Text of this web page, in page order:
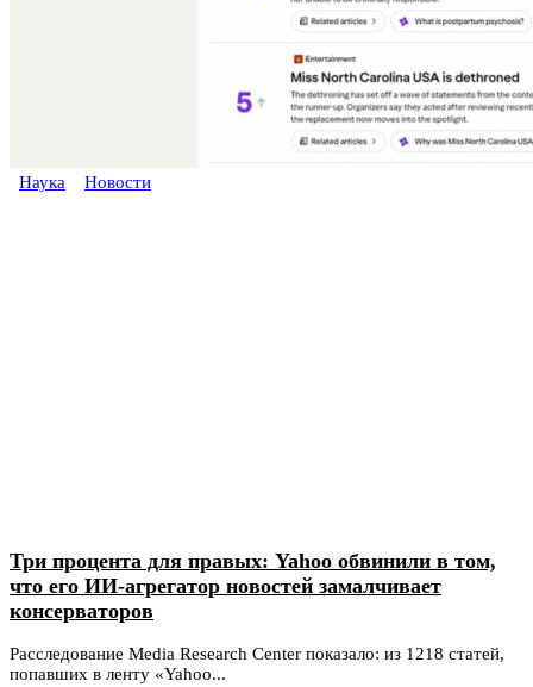
Наука Новости
Три процента для правых: Yahoo обвинили в том,
что его ИИ-агрегатор новостей замалчивает
консерваторов
Расследование Media Research Center показало: из 1218 статей,
попавших в ленту «Yahoo...